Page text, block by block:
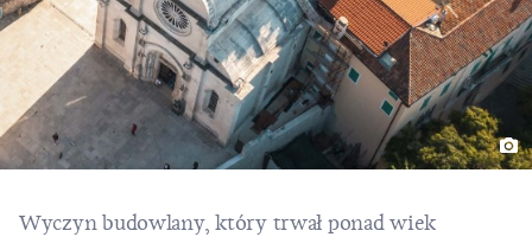
Wyczyn budowlany, który trwał ponad wiek